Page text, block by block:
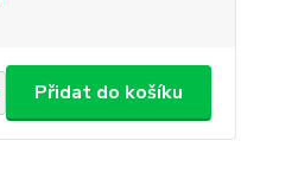
Přidat do košíku